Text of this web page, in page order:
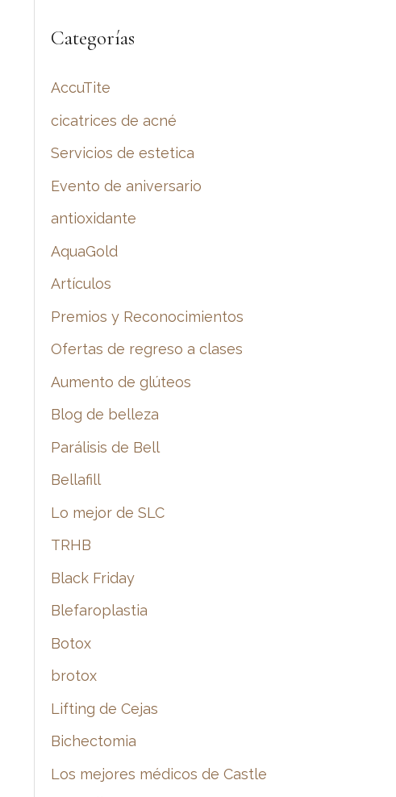
c
r
:
Categorías
AccuTite
cicatrices de acné
Servicios de estetica
Evento de aniversario
antioxidante
AquaGold
Artículos
Premios y Reconocimientos
Ofertas de regreso a clases
Aumento de glúteos
Blog de belleza
Parálisis de Bell
Bellafill
Lo mejor de SLC
TRHB
Black Friday
Blefaroplastia
Botox
brotox
Lifting de Cejas
Bichectomia
Los mejores médicos de Castle